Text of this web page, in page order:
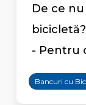
De ce
bicicletă?
- Pentru
Bancuri cu